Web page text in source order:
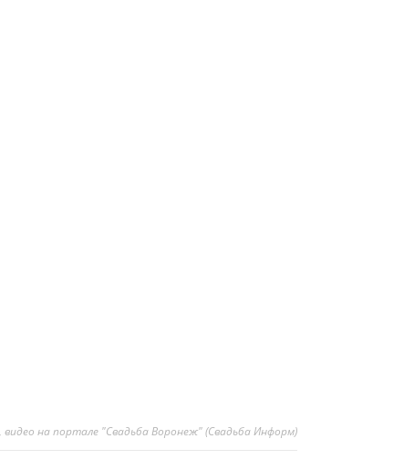
на портале "Свадьба Воронеж" (Свадьба Информ)